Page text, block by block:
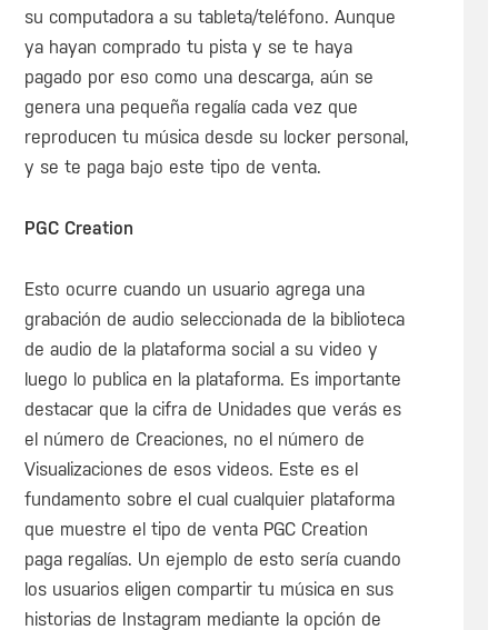
su computadora a su tableta/teléfono. Aunque
ya hayan comprado tu pista y se te haya
pagado por eso como una descarga, aún se
genera una pequeña regalía cada vez que
reproducen tu música desde su locker personal,
y se te paga bajo este tipo de venta.
PGC Creation
Esto ocurre cuando un usuario agrega una
grabación de audio seleccionada de la biblioteca
de audio de la plataforma social a su video y
luego lo publica en la plataforma. Es importante
destacar que la cifra de Unidades que verás es
el número de Creaciones, no el número de
Visualizaciones de esos videos. Este es el
fundamento sobre el cual cualquier plataforma
que muestre el tipo de venta PGC Creation
paga regalías. Un ejemplo de esto sería cuando
los usuarios eligen compartir tu música en sus
historias de Instagram mediante la opción de